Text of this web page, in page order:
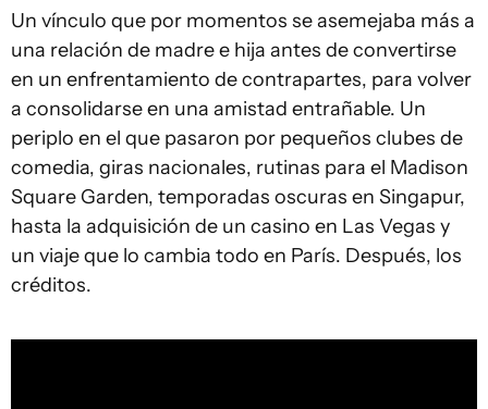
Un vínculo que por momentos se asemejaba más a
una relación de madre e hija antes de convertirse
en un enfrentamiento de contrapartes, para volver
a consolidarse en una amistad entrañable. Un
periplo en el que pasaron por pequeños clubes de
comedia, giras nacionales, rutinas para el Madison
Square Garden, temporadas oscuras en Singapur,
hasta la adquisición de un casino en Las Vegas y
un viaje que lo cambia todo en París. Después, los
créditos.